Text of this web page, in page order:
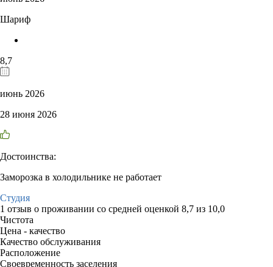
Шариф
8,7
июнь 2026
28 июня 2026
Достоинства:
Заморозка в холодильнике не работает
Студия
1 отзыв о проживании со средней оценкой 8,7 из 10,0
Чистота
Цена - качество
Качество обслуживания
Расположение
Своевременность заселения